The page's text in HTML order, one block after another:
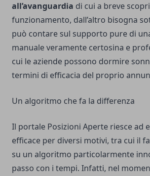
all’avanguardia di cui a breve
funzionamento, dall’altro bisogna
può contare sul supporto pure di
manuale veramente certosina e
cui le aziende possono dormire
termini di efficacia del proprio
Un algoritmo che fa la differenza
Il portale Posizioni Aperte riesce ad
efficace per diversi motivi, tra cui il
su un algoritmo particolarmente
passo con i tempi. Infatti, nel